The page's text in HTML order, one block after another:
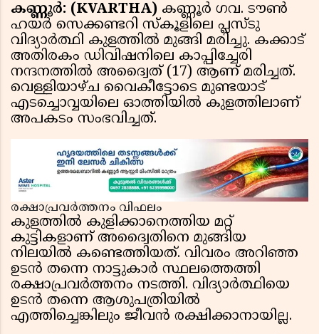
കണ്ണൂർ: (KVARTHA) കണ്ണൂർ ഗവ. ടൗൺ
ഹയർ സെക്കണ്ടറി സ്കൂളിലെ പ്ലസ്ടു
വിദ്യാർത്ഥി കുളത്തിൽ മുങ്ങി മരിച്ചു. കക്കാട്
അതിരകം ഡിവിഷനിലെ കാപ്പിച്ചേരി
നന്ദനത്തിൽ അദ്വൈത് (17) ആണ് മരിച്ചത്.
വെള്ളിയാഴ്ച വൈകീട്ടോടെ മുണ്ടയാട്
എടച്ചൊവ്വയിലെ ഓത്തിയിൽ കുളത്തിലാണ്
അപകടം സംഭവിച്ചത്.
രക്ഷാപ്രവർത്തനം വിഫലം
കുളത്തിൽ കുളിക്കാനെത്തിയ മറ്റ്
കുട്ടികളാണ് അദ്വൈതിനെ മുങ്ങിയ
നിലയിൽ കണ്ടെത്തിയത്. വിവരം അറിഞ്ഞ
ഉടൻ തന്നെ നാട്ടുകാർ സ്ഥലത്തെത്തി
രക്ഷാപ്രവർത്തനം നടത്തി. വിദ്യാർത്ഥിയെ
ഉടൻ തന്നെ ആശുപത്രിയിൽ
എത്തിച്ചെങ്കിലും ജീവൻ രക്ഷിക്കാനായില്ല.